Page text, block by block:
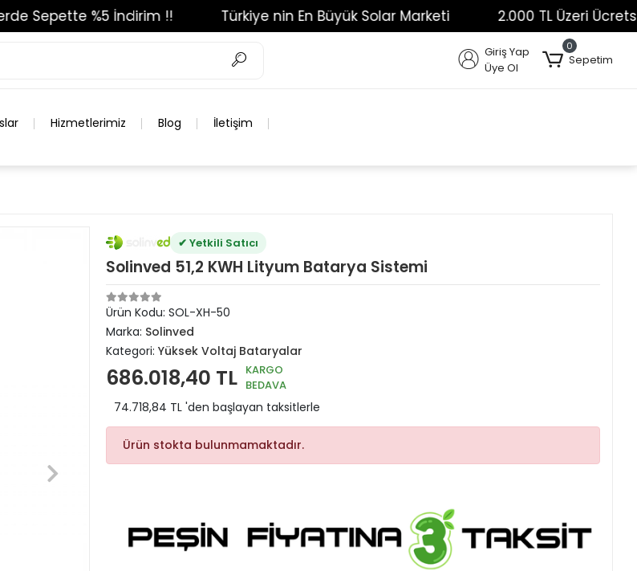
Sepette %5 İndirim !! Türkiye nin En Büyük Solar Marketi 2.000 TL Üzeri Ücretsiz
Giriş Yap
Üye Ol
0
Sepetim
Hizmetlerimiz Blog İletişim
✔ Yetkili Satıcı
Solinved 51,2 KWH Lityum Batarya Sistemi
Ürün Kodu: SOL-XH-50
Marka: Solinved
Kategori: Yüksek Voltaj Bataryalar
686.018,40 TL KARGO
BEDAVA
74.718,84 TL 'den başlayan taksitlerle
Ürün stokta bulunmamaktadır.